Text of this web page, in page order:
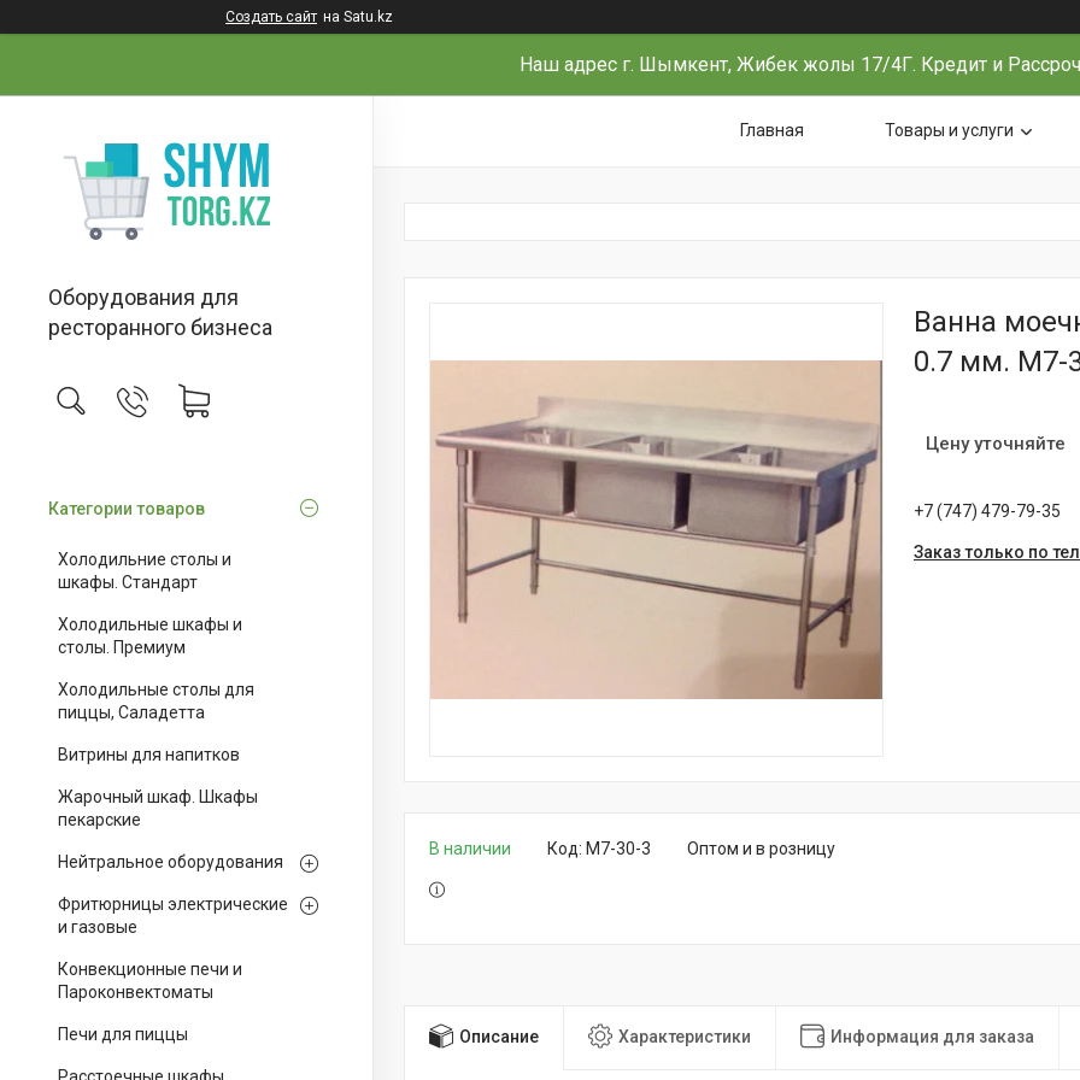
Создать сайт на Satu.kz
Наш адрес г. Шымкент, Жибек жолы 17/4Г. Кредит и
Оборудования для
ресторанного бизнеса
Категории товаров
Холодильние столы и
шкафы. Стандарт
Холодильные шкафы и
столы. Премиум
Холодильные столы для
пиццы, Саладетта
Витрины для напитков
Жарочный шкаф. Шкафы
пекарские
Нейтральное оборудования
Фритюрницы электрические
и газовые
Конвекционные печи и
Пароконвектоматы
Печи для пиццы
Главная Товары и услуги
Ванна
0.7 мм. M7-
Цену уточняйте
+7 (747) 479-79-35
Заказ только по
В наличии Оптом и в розницу
Код: M7-30-3
Описание Характеристики Информация для заказа